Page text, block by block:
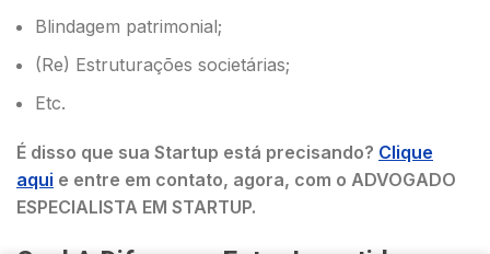
Blindagem patrimonial;
(Re) Estruturações societárias;
Etc.
É disso que sua Startup está precisando? Clique
aqui e entre em contato, agora, com o ADVOGADO
ESPECIALISTA EM STARTUP.